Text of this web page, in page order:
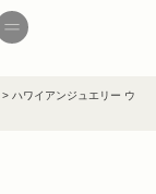
> ハワイアンジュエリー ウ